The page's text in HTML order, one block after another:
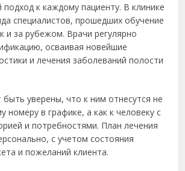
подход к каждому пациенту. В клинике
специалистов, прошедших обучение
и за рубежом. Врачи регулярно
осваивая новейшие
и лечения заболеваний полости
уверены, что к ним отнесутся не
номеру в графике, а как к человеку с
и потребностями. План лечения
с учетом состояния
и пожеланий клиента.